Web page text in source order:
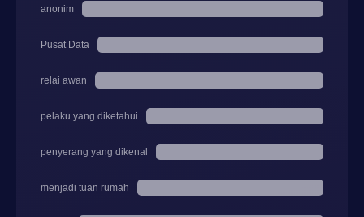
anonim
Pusat Data
relai awan
pelaku yang diketahui
penyerang yang dikenal
menjadi tuan rumah